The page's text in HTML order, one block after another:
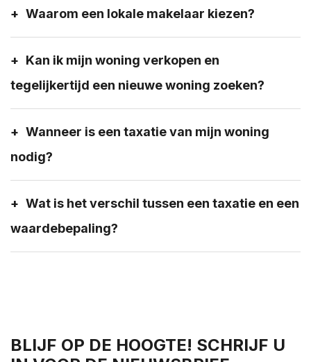
Waarom een lokale makelaar kiezen?
Kan ik mijn woning verkopen en
tegelijkertijd een nieuwe woning zoeken?
Wanneer is een taxatie van mijn woning
nodig?
Wat is het verschil tussen een taxatie en een
waardebepaling?
BLIJF OP DE HOOGTE! SCHRIJF U